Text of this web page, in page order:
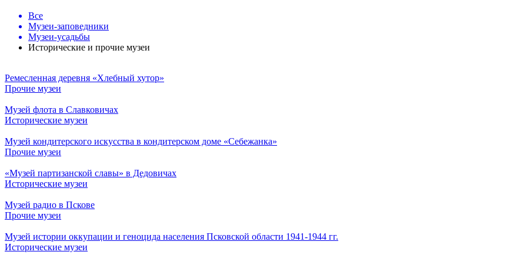
Все
Музеи-заповедники
Музеи-усадьбы
Исторические и прочие музеи
Ремесленная деревня «Хлебный хутор»
Прочие музеи
Музей флота в Славковичах
Исторические музеи
Музей кондитерского искусства в кондитерском доме «Себежанка»
Прочие музеи
«Музей партизанской славы» в Дедовичах
Исторические музеи
Музей радио в Пскове
Прочие музеи
Музей истории оккупации и геноцида населения Псковской области 1941-1944 гг.
Исторические музеи